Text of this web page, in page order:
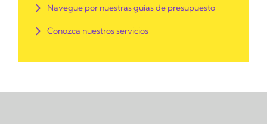
Navegue por nuestras guías de presupuesto
Conozca nuestros servicios